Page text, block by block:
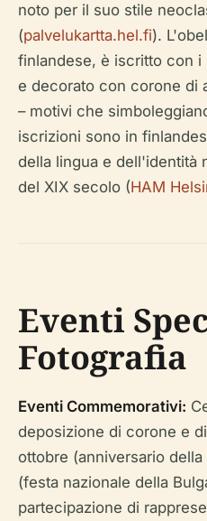
noto per il suo stile
(palvelukartta.hel.fi).
finlandese, è iscritto con i
e decorato con corone di
– motivi che
iscrizioni sono in
della lingua e dell'identità
del XIX secolo (HAM
Eventi
Fotografia
Eventi Commemorativi:
deposizione di corone e
ottobre (anniversario
(festa nazionale della
partecipazione di